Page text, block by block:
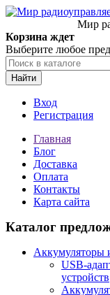
Мир
Корзина ждет
Выберите любое
Найти
Вход
Регистрация
Главная
Блог
Доставка
Оплата
Контакты
Карта сайта
Каталог
Аккумуляторы
USB-
устройств